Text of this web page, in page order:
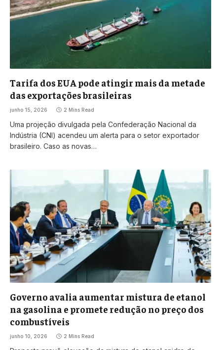
Tarifa dos EUA pode atingir mais da metade
das exportações brasileiras
junho 15, 2026 2 Mins Read
Uma projeção divulgada pela Confederação Nacional da
Indústria (CNI) acendeu um alerta para o setor exportador
brasileiro. Caso as novas…
Governo avalia aumentar mistura de etanol
na gasolina e promete redução no preço dos
combustíveis
junho 10, 2026 2 Mins Read